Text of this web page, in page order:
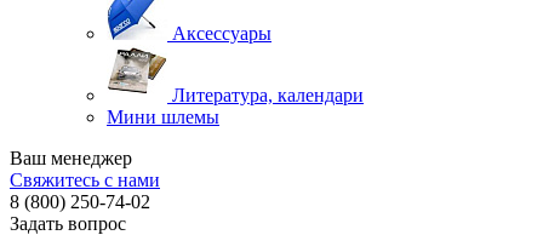
Аксессуары
Литература, календари
Мини шлемы
Ваш менеджер
Свяжитесь с нами
8 (800) 250-74-02
Задать вопрос